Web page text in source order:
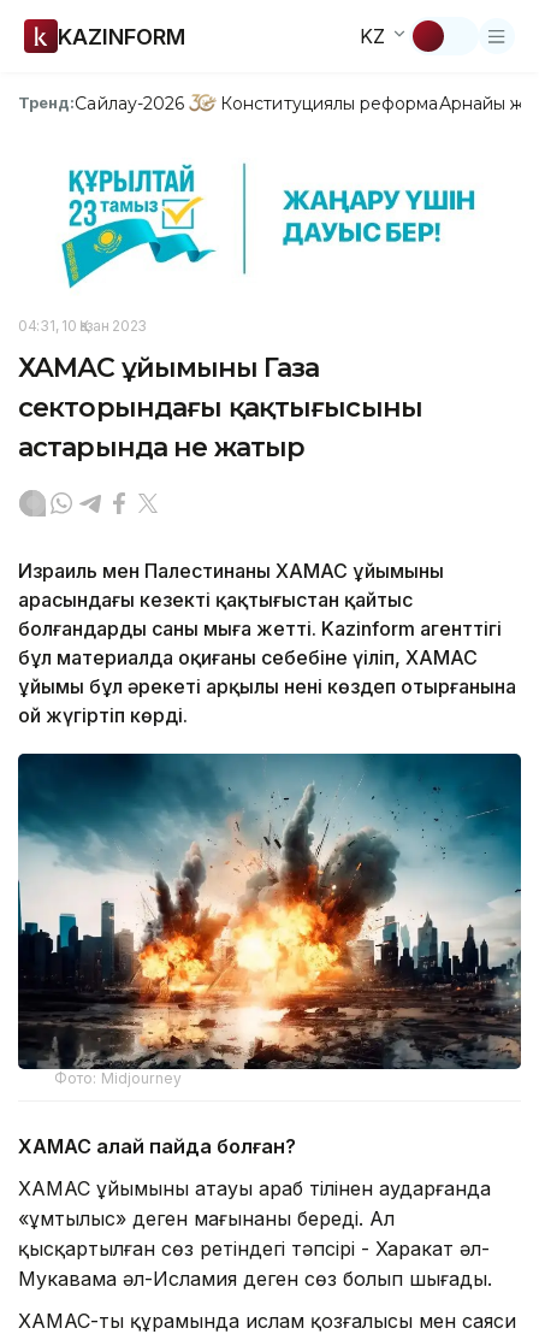
KAZINFORM KZ
Тренд:Сайлау-2026 Конституциялық реформаАрнайы
04:31, 10 Қазан 2023
ХАМАС ұйымының Газа
секторындағы қақтығысының
астарында не жатыр
Израиль мен Палестинаның ХАМАС ұйымының
арасындағы кезекті қақтығыстан қайтыс
болғандардың саны мыңға жетті. Kazinform агенттігі
бұл материалда оқиғаның себебіне үңіліп, ХАМАС
ұйымы бұл әрекеті арқылы нені көздеп отырғанына
ой жүгіртіп көрді.
Фото: Midjourney
ХАМАС қалай пайда болған?
ХАМАС ұйымының атауы араб тілінен аударғанда
«ұмтылыс» деген мағынаны береді. Ал
қысқартылған сөз ретіндегі тәпсірі - Харакат әл-
Мукавама әл-Исламия деген сөз болып шығады.
ХАМАС-тың құрамында ислам қозғалысы мен саяси